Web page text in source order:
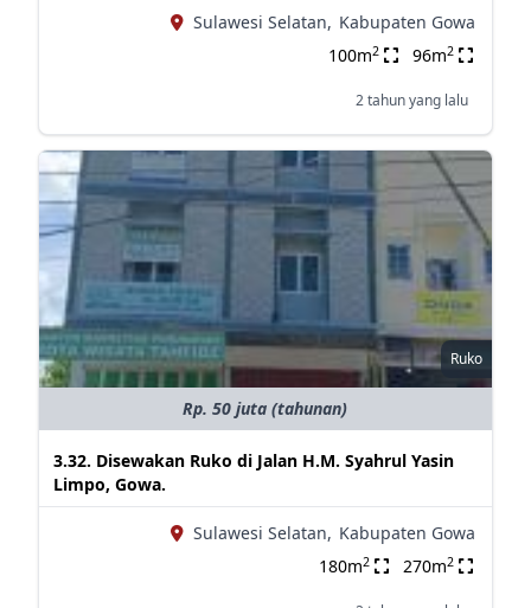
Sulawesi Selatan, Kabupaten Gowa
100m2 96m2
2 tahun yang lalu
Ruko
Rp. 50 juta (tahunan)
3.32. Disewakan Ruko di Jalan H.M. Syahrul Yasin
Limpo, Gowa.
Sulawesi Selatan, Kabupaten Gowa
180m2 270m2